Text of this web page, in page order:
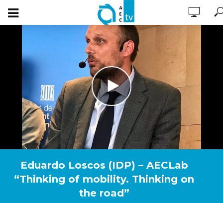
Eduardo Loscos (IDP) – AECLab
“Thinking of mobility. Thinking on
the road”